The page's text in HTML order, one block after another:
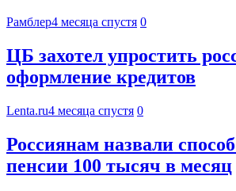
Рамблер4 месяца спустя 0
ЦБ захотел упростить
оформление кредитов
Lenta.ru4 месяца спустя 0
Россиянам назвали
пенсии 100 тысяч в месяц